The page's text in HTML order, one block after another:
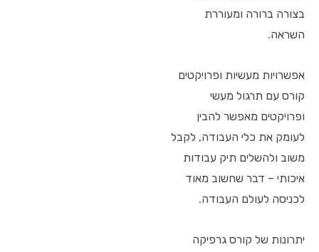
בצורה ברורה ומעוררת
השראה.
אפשרויות מעשיות ופרויקטים
קורס עם תרגול מעשי
ופרויקטים מאפשר להבין
לעומק את כלי העבודה, לקבל
משוב ולהשלים תיק עבודות
איכותי – דבר שחשוב מאוד
לכניסה לעולם העבודה.
יתרונות של קורס גרפיקה